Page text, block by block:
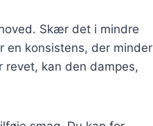
Skær det i mindre
en konsistens, der minder
revet, kan den dampes,